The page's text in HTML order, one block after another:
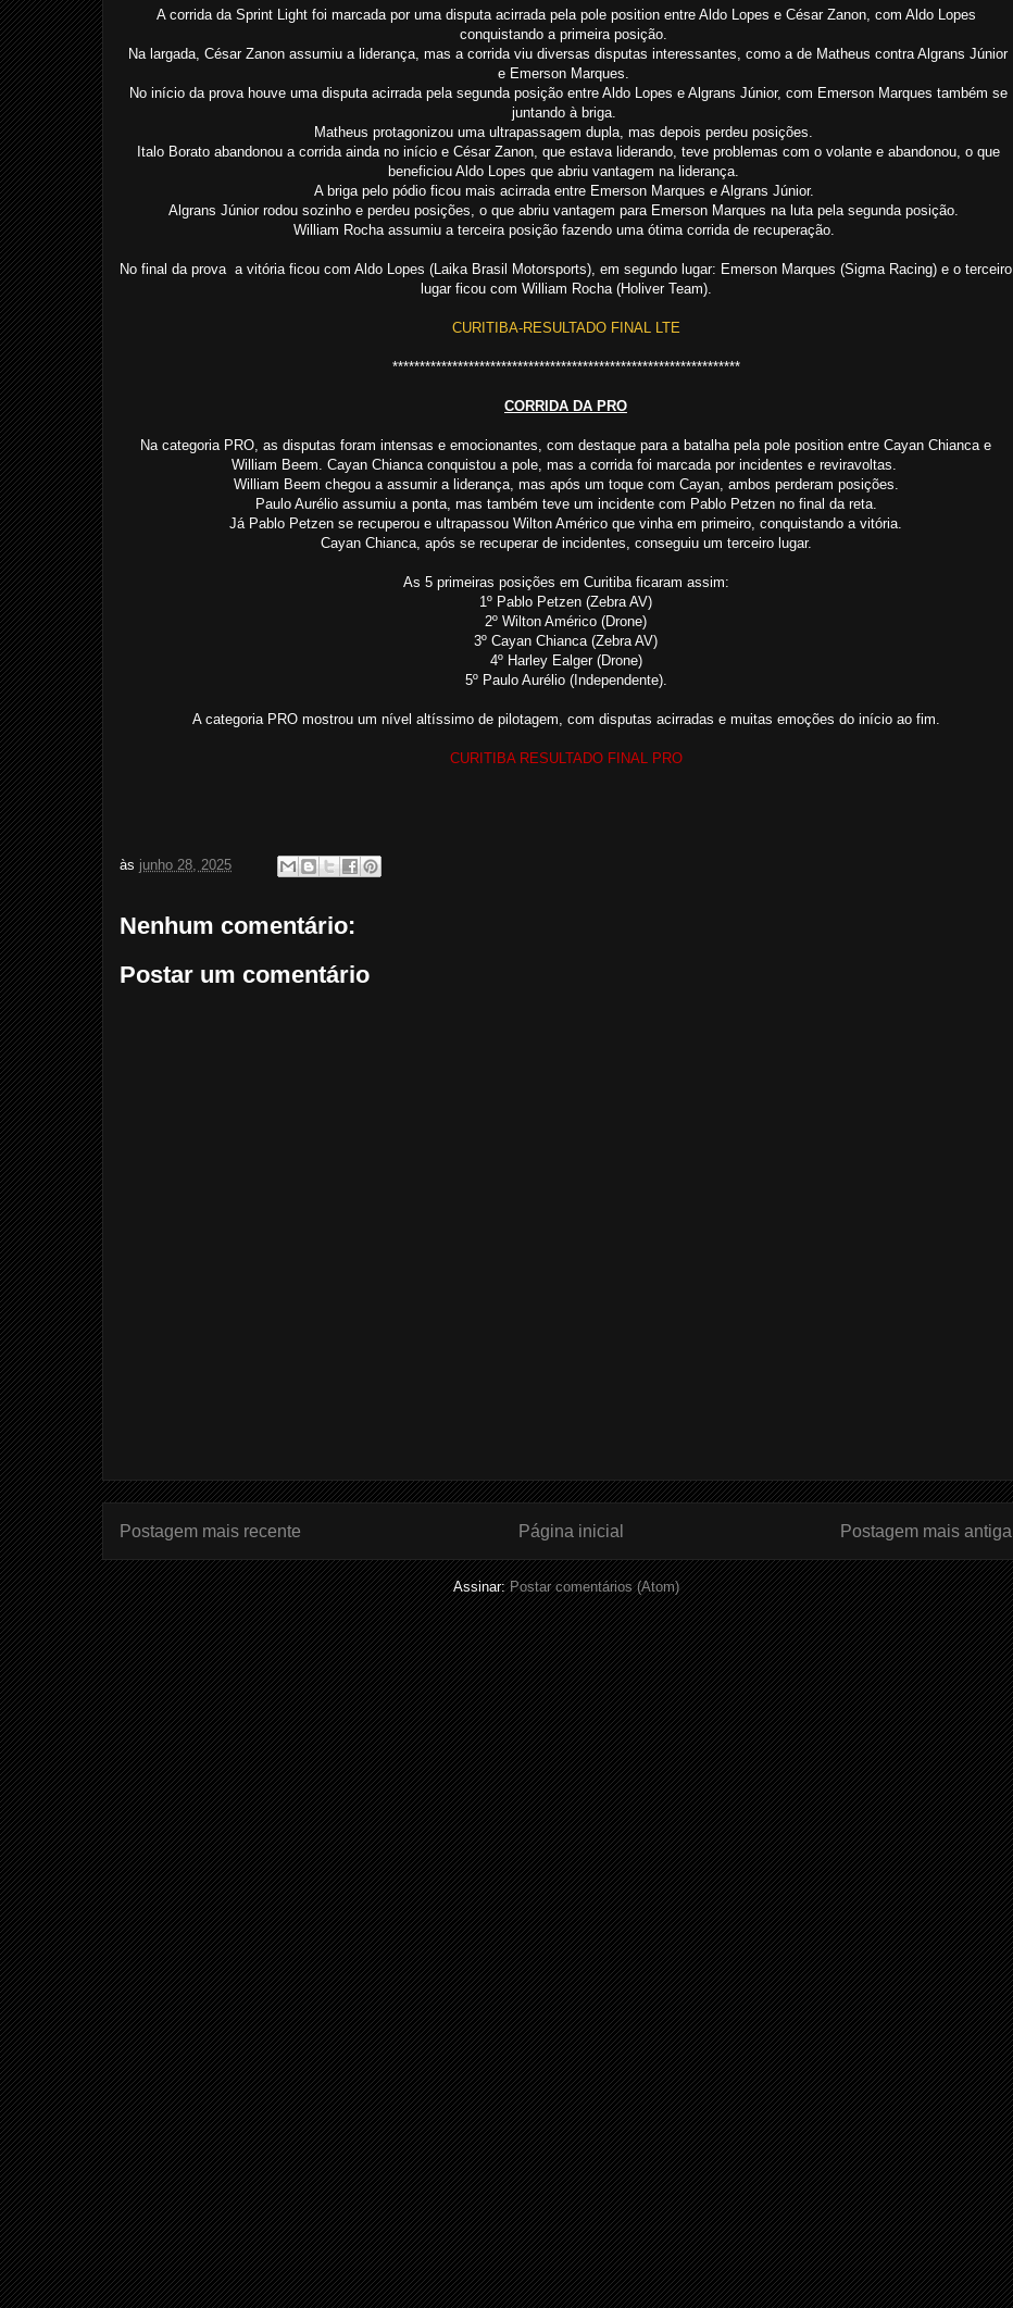
A corrida da Sprint Light foi marcada por uma disputa acirrada pela pole position entre Aldo Lopes e César Zanon, com Aldo Lopes
conquistando a primeira posição.
Na largada, César Zanon assumiu a liderança, mas a corrida viu diversas disputas interessantes, como a de Matheus contra Algrans Júnior
e Emerson Marques.
No início da prova houve uma disputa acirrada pela segunda posição entre Aldo Lopes e Algrans Júnior, com Emerson Marques também se
juntando à briga.
Matheus protagonizou uma ultrapassagem dupla, mas depois perdeu posições.
Italo Borato abandonou a corrida ainda no início e César Zanon, que estava liderando, teve problemas com o volante e abandonou, o que
beneficiou Aldo Lopes que abriu vantagem na liderança.
A briga pelo pódio ficou mais acirrada entre Emerson Marques e Algrans Júnior.
Algrans Júnior rodou sozinho e perdeu posições, o que abriu vantagem para Emerson Marques na luta pela segunda posição.
William Rocha assumiu a terceira posição fazendo uma ótima corrida de recuperação.
No final da prova a vitória ficou com Aldo Lopes (Laika Brasil Motorsports), em segundo lugar: Emerson Marques (Sigma Racing) e o terceiro
lugar ficou com William Rocha (Holiver Team).
CURITIBA-RESULTADO FINAL LTE
****************************************************************
CORRIDA DA PRO
Na categoria PRO, as disputas foram intensas e emocionantes, com destaque para a batalha pela pole position entre Cayan Chianca e
William Beem. Cayan Chianca conquistou a pole, mas a corrida foi marcada por incidentes e reviravoltas.
William Beem chegou a assumir a liderança, mas após um toque com Cayan, ambos perderam posições.
Paulo Aurélio assumiu a ponta, mas também teve um incidente com Pablo Petzen no final da reta.
Já Pablo Petzen se recuperou e ultrapassou Wilton Américo que vinha em primeiro, conquistando a vitória.
Cayan Chianca, após se recuperar de incidentes, conseguiu um terceiro lugar.
As 5 primeiras posições em Curitiba ficaram assim:
1º Pablo Petzen (Zebra AV)
2º Wilton Américo (Drone)
3º Cayan Chianca (Zebra AV)
4º Harley Ealger (Drone)
5º Paulo Aurélio (Independente).
A categoria PRO mostrou um nível altíssimo de pilotagem, com disputas acirradas e muitas emoções do início ao fim.
CURITIBA RESULTADO FINAL PRO
às junho 28, 2025
Nenhum comentário:
Postar um comentário
Postagem mais recente Postagem mais antiga
Página inicial
Assinar:Postar comentários (Atom)